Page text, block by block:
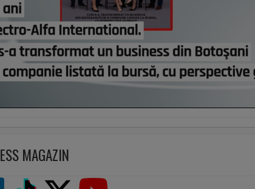
MAGAZIN